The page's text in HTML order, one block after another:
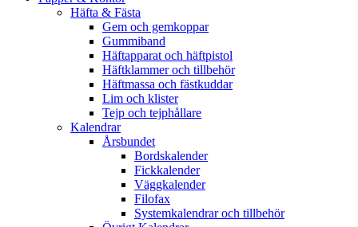
Häfta & Fästa
Gem och gemkoppar
Gummiband
Häftapparat och häftpistol
Häftklammer och tillbehör
Häftmassa och fästkuddar
Lim och klister
Tejp och tejphållare
Kalendrar
Årsbundet
Bordskalender
Fickkalender
Väggkalender
Filofax
Systemkalendrar och tillbehör